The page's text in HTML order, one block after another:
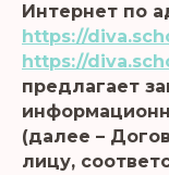
Интернет по
https://
https://
предлагает
(далее –
лицу,